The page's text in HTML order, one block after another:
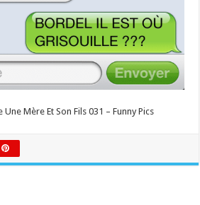
Mère Et Son Fils 031 – Funny Pics